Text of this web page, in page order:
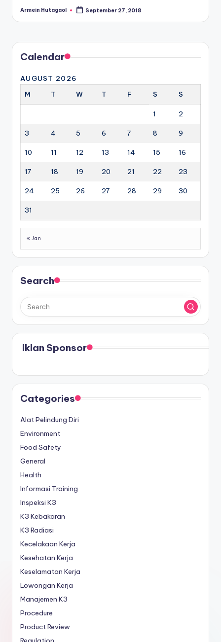
Posted
Armein Hutagaol September 27, 2018
Calendar
AUGUST 2026
M
T W T F S S
1 2
3 4 5 6 7 8 9
10 11 12 13 14 15 16
17 18 19 20 21 22 23
24 25 26 27 28 29 30
31
« Jan
Search
Iklan Sponsor
Categories
Alat Pelindung Diri
Environment
Food Safety
General
Health
Informasi Training
Inspeksi K3
K3 Kebakaran
K3 Radiasi
Kecelakaan Kerja
Kesehatan Kerja
Keselamatan Kerja
Lowongan Kerja
Manajemen K3
Procedure
Product Review